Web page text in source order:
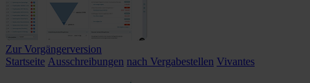
Zur Vorgängerversion
Startseite Ausschreibungen nach Vergabestellen Vivantes